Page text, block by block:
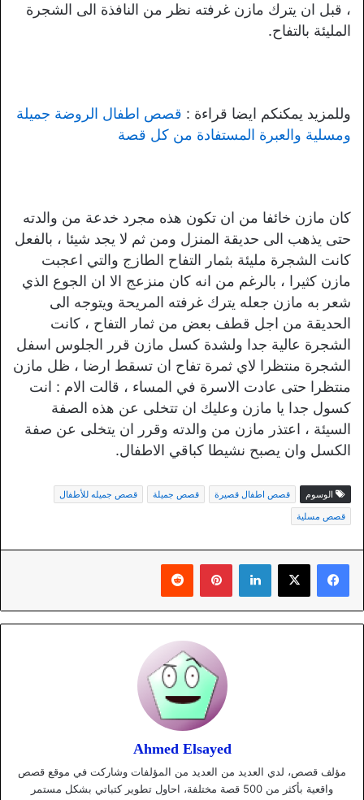
، قبل ان يترك مازن غرفته نظر من النافذة الى الشجرة
المليئة بالتفاح.
وللمزيد يمكنكم ايضا قراءة : قصص اطفال الروضة جميلة
ومسلية والعبرة المستفادة من كل قصة
كان مازن خائفا من ان تكون هذه مجرد خدعة من والدته
حتى يذهب الى حديقة المنزل ومن ثم لا يجد شيئا ، بالفعل
كانت الشجرة مليئة بثمار التفاح الطازج والتي اعجبت
مازن كثيرا ، بالرغم من انه كان منزعج الا ان الجوع الذي
شعر به مازن جعله يترك غرفته المريحة ويتوجه الى
الحديقة من اجل قطف بعض من ثمار التفاح ، كانت
الشجرة عالية جدا ولشدة كسل مازن قرر الجلوس اسفل
الشجرة منتظرا لاي ثمرة تفاح ان تسقط ارضا ، ظل مازن
منتظرا حتى عادت الاسرة في المساء ، قالت الام : انت
كسول جدا يا مازن وعليك ان تتخلى عن هذه الصفة
السيئة ، اعتذر مازن من والدته وقرر ان يتخلى عن صفة
الكسل وان يصبح نشيطا كباقي الاطفال.
الوسوم قصص اطفال قصيرة قصص جميلة
قصص جميله للأطفال
قصص مسلية
لينكدإن بينتيريست
Ahmed Elsayed
مؤلف قصص، لدي العديد من العديد من المؤلفات وشاركت في موقع قصص
واقعية بأكثر من 500 قصة مختلفة، احاول تطوير كتباتي بشكل مستمر